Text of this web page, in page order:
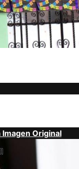
Imagen Original